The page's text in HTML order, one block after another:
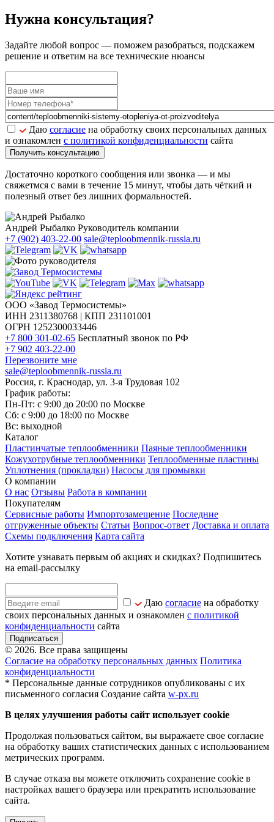
Нужна консультация?
Задайте любой вопрос — поможем разобраться, подскажем
решение и ответим на все технические нюансы
Даю согласие на обработку своих персональных данных
и ознакомлен с политикой конфиденциальности сайта
Получить консультацию
Достаточно короткого сообщения или звонка — и мы
свяжетмся с вами в течение 15 минут, чтобы дать чёткий и
полезный ответ без лишних формальностей.
Андрей Рыбалко Руководитель компании
+7 (902) 403-22-00 sale@teploobmennik-russia.ru
ООО «Завод Термосистемы»
ИНН 2311380768 | КПП 231101001
ОГРН 1252300033446
+7 800 301-02-65 Бесплатный звонок по РФ
+7 902 403-22-00
Перезвоните мне
sale@teploobmennik-russia.ru
Россия, г. Краснодар, ул. 3-я Трудовая 102
График работы:
Пн-Пт: с 9:00 до 20:00 по Москве
Сб: с 9:00 до 18:00 по Москве
Вс: выходной
Каталог
Пластинчатые теплообменники Паяные теплообменники
Кожухотрубные теплообменники Теплообменные пластины
Уплотнения (прокладки) Насосы для промывки
О компании
О нас Отзывы Работа в компании
Покупателям
Сервисные работы Импортозамещение Последние
отгруженные объекты Статьи Вопрос-ответ Доставка и оплата
Схемы подключения Карта сайта
Хотите узнавать первым об акциях и скидках? Подпишитесь
на email-рассылку
Даю согласие на обработку
своих персональных данных и ознакомлен с политикой
конфиденциальности сайта
Подписаться
© 2026. Все права защищены
Согласие на обработку персональных данных Политика
конфиденциальности
* Персональные данные сотрудников опубликованы с их
письменного согласия Создание сайта w-px.ru
В целях улучшения работы сайт использует cookie
Продолжая пользоваться сайтом, вы выражаете свое согласие
на обработку ваших статистических данных с использованием
метрических программ.
В случае отказа вы можете отключить сохранение cookie в
настройках вашего браузера или прекратить использование
сайта.